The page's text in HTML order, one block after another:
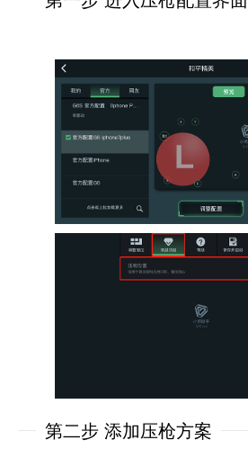
第二步 添加压枪方案